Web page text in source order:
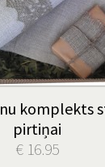
komplekts
pirtiņai
€ 16.95